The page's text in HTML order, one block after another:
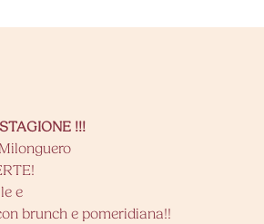
!!!
e
brunch e pomeridiana!!